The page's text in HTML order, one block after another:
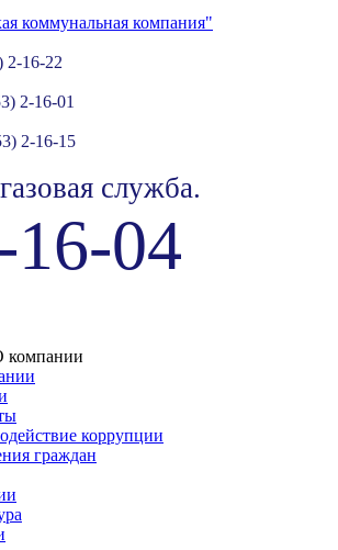
коммунальная компания"
2-16-22
16-01
2-16-15
служба.
16-04
компании
коррупции
граждан